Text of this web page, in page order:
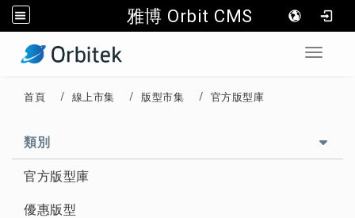
雅博 Orbit CMS
::: Toggle
首頁 線上市集 版型市集 官方版型庫
類別
官方版型庫
優惠版型